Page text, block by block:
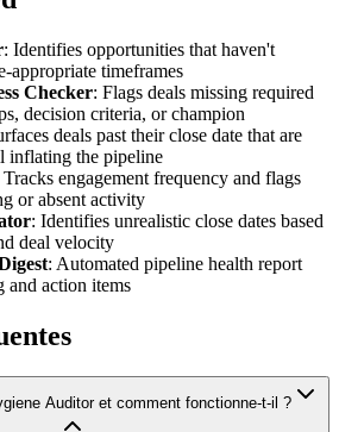
: Identifies opportunities that haven't
appropriate timeframes
Checker: Flags deals missing required
decision criteria, or champion
deals past their close date that are
inflating the pipeline
Tracks engagement frequency and flags
or absent activity
: Identifies unrealistic close dates based
deal velocity
: Automated pipeline health report
and action items
Auditor et comment fonctionne-t-il ?